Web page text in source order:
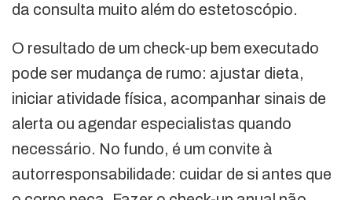
da consulta muito além do estetoscópio.
O resultado de um check-up bem executado
pode ser mudança de rumo: ajustar dieta,
iniciar atividade física, acompanhar sinais de
alerta ou agendar especialistas quando
necessário. No fundo, é um convite à
autorresponsabilidade: cuidar de si antes que